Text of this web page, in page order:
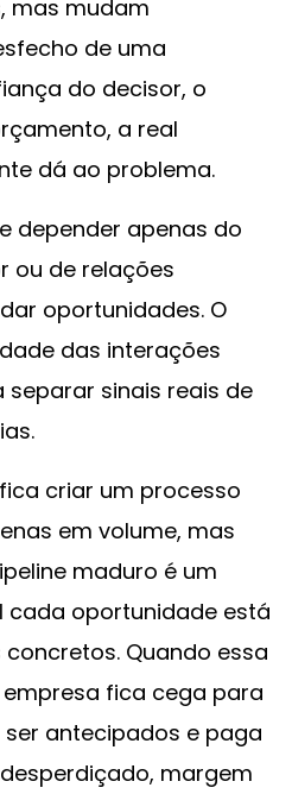
mas mudam
de uma
do decisor, o
a real
dá ao problema.
depender apenas do
ou de relações
oportunidades. O
das interações
sinais reais de
criar um processo
em volume, mas
maduro é um
cada oportunidade está
Quando essa
fica cega para
antecipados e paga
margem